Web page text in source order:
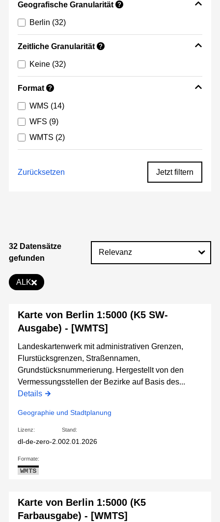
Geografische Granularität ?
Berlin (32)
Zeitliche Granularität ?
Keine (32)
Format ?
WMS (14)
WFS (9)
WMTS (2)
Zurücksetzen Jetzt filtern
32 Datensätze
gefunden
ALK
Karte von Berlin 1:5000 (K5 SW-
Ausgabe) - [WMTS]
Landeskartenwerk mit administrativen Grenzen,
Flurstücksgrenzen, Straßennamen,
Grundstücksnummerierung. Hergestellt von den
Vermessungsstellen der Bezirke auf Basis des...
Details
Geographie und Stadtplanung
Lizenz:
dl-de-zero-2.0
Stand:
02.01.2026
Formate:
WMTS
Karte von Berlin 1:5000 (K5
Farbausgabe) - [WMTS]